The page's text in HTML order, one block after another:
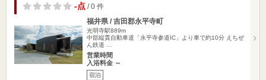
-点 / 0 件
福井県 / 吉田郡永平寺町
光明寺駅889m
中部縦貫自動車道「永平寺参道IC」より車で約10分 えちぜ
ん鉄道 …
営業時間
入浴料金 ～
宿泊